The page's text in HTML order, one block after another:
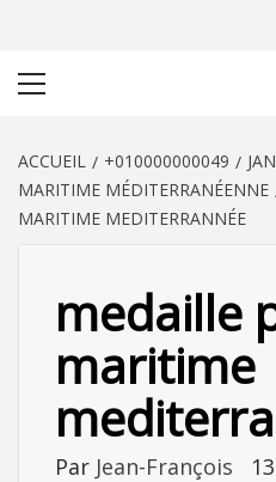
ACCUEIL +010000000049
MARITIME MÉDITERRANÉENNE
MARITIME MEDITERRANNÉE
medaille
maritime
Par Jean-François